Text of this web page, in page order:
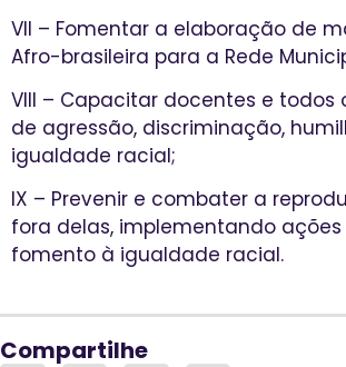
VII – Fomentar a elaboração de
Afro-brasileira para a Rede
VIII – Capacitar docentes e
de agressão, discriminação,
igualdade racial;
IX – Prevenir e combater a
fora delas, implementando
fomento à igualdade racial.
Compartilhe